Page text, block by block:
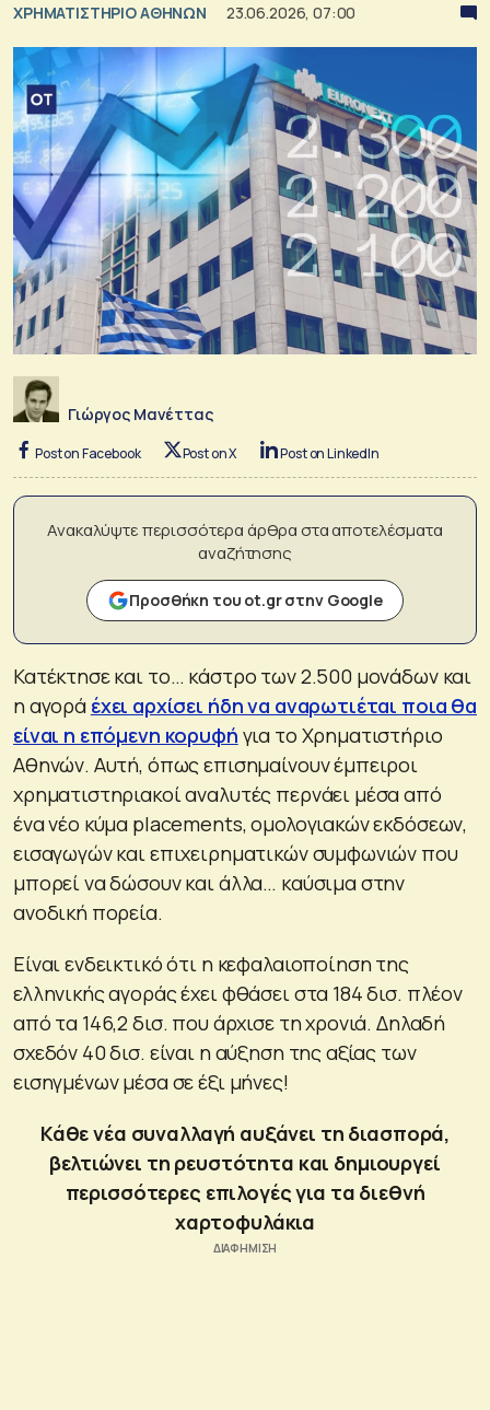
XΡΗΜΑΤΙΣΤΗΡΙΟ ΑΘΗΝΩΝ 23.06.2026, 07:00
Γιώργος Μανέττας
Post on Facebook Post on X Post on LinkedIn
Ανακαλύψτε περισσότερα άρθρα στα αποτελέσματα
αναζήτησης
Προσθήκη του ot.gr στην Google
Κατέκτησε και το… κάστρο των 2.500 μονάδων και
η αγορά έχει αρχίσει ήδη να αναρωτιέται ποια θα
είναι η επόμενη κορυφή για το Χρηματιστήριο
Αθηνών. Αυτή, όπως επισημαίνουν έμπειροι
χρηματιστηριακοί αναλυτές περνάει μέσα από
ένα νέο κύμα placements, ομολογιακών εκδόσεων,
εισαγωγών και επιχειρηματικών συμφωνιών που
μπορεί να δώσουν και άλλα… καύσιμα στην
ανοδική πορεία.
Είναι ενδεικτικό ότι η κεφαλαιοποίηση της
ελληνικής αγοράς έχει φθάσει στα 184 δισ. πλέον
από τα 146,2 δισ. που άρχισε τη χρονιά. Δηλαδή
σχεδόν 40 δισ. είναι η αύξηση της αξίας των
εισηγμένων μέσα σε έξι μήνες!
Κάθε νέα συναλλαγή αυξάνει τη διασπορά,
βελτιώνει τη ρευστότητα και δημιουργεί
περισσότερες επιλογές για τα διεθνή
χαρτοφυλάκια